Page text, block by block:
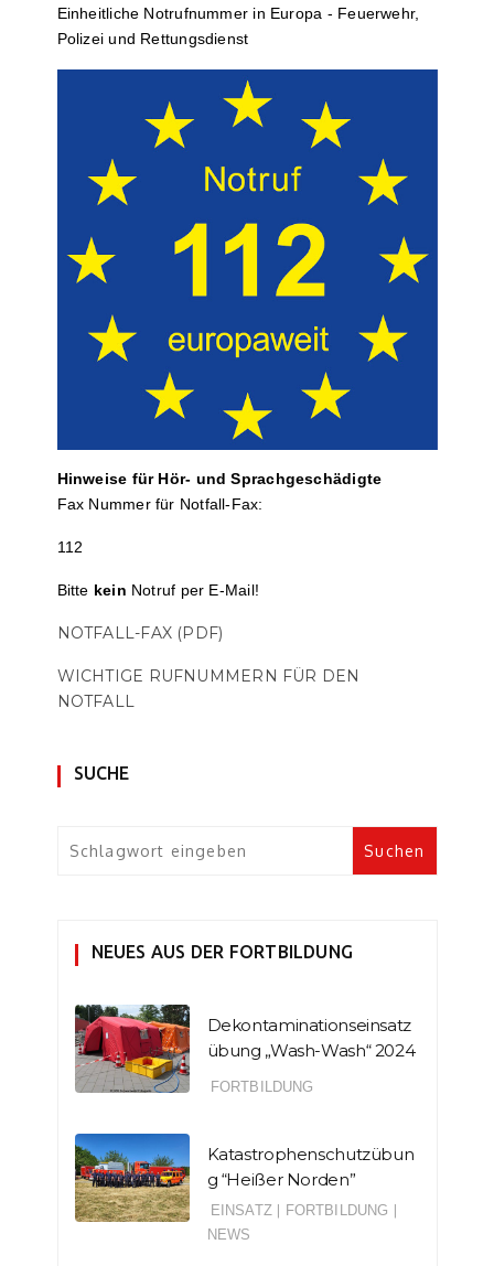
Einheit­li­che Notruf­num­mer in Europa - Feuerwehr,
Polizei und Rettungs­dienst
Hinweise für Hör- und Sprach­ge­schä­digte
Fax Nummer für Notfall-Fax:
112
Bitte kein Notruf per E-Mail!
NOTFALL-FAX (PDF)
WICHTIGE RUFNUMMERN FÜR DEN
NOTFALL
SUCHE
NEUES AUS DER FORTBILDUNG
Dekontaminationseinsatz
übung „Wash-Wash“ 2024
FORTBILDUNG
Katastrophenschutzübun
g “Heißer Norden”
EINSATZ FORTBILDUNG
NEWS